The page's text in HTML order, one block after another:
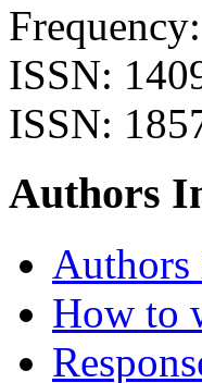
ISSN:
ISSN:
Authors
Authors
How to